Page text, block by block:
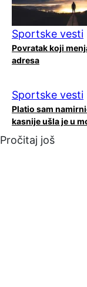
Sportske vesti
Povratak koji
adresa
Sportske vesti
Platio sam
kasnije ušla je u
Pročitaj još